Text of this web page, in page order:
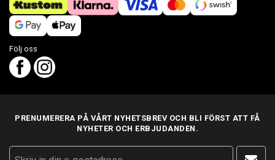
Följ oss
PRENUMERERA PÅ VÅRT NYHETSBREV OCH BLI FÖRST ATT FÅ
NYHETER OCH ERBJUDANDEN.